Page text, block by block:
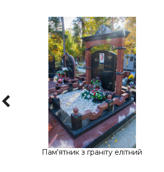
Пам'ятник з граніту елітний